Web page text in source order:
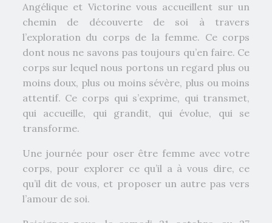
Angélique et Victorine vous accueillent sur un
chemin de découverte de soi à travers
l’exploration du corps de la femme. Ce corps
dont nous ne savons pas toujours qu’en faire. Ce
corps sur lequel nous portons un regard plus ou
moins doux, plus ou moins sévère, plus ou moins
attentif. Ce corps qui s’exprime, qui transmet,
qui accueille, qui grandit, qui évolue, qui se
transforme.
Une journée pour oser être femme avec votre
corps, pour explorer ce qu’il a à vous dire, ce
qu’il dit de vous, et proposer un autre pas vers
l’amour de soi.